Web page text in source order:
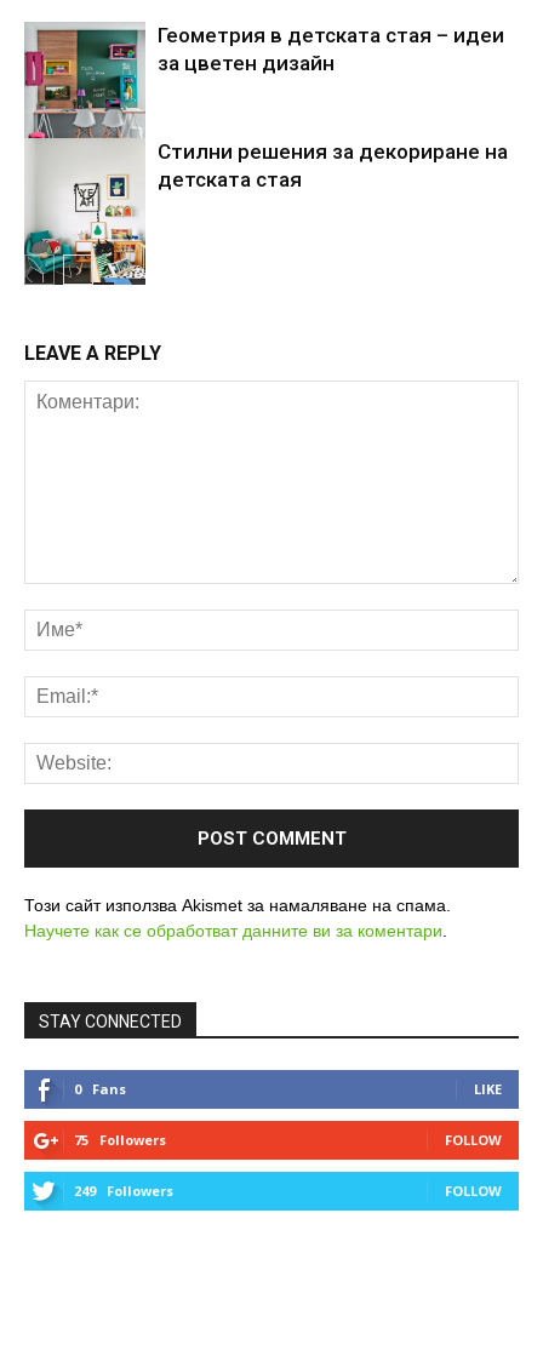
Геометрия в детската стая – идеи
за цветен дизайн
Стилни решения за декориране на
детската стая
LEAVE A REPLY
Този сайт използва Akismet за намаляване на спама.
Научете как се обработват данните ви за коментари
STAY CONNECTED
0 Fans LIKE
75 Followers FOLLOW
249 Followers FOLLOW